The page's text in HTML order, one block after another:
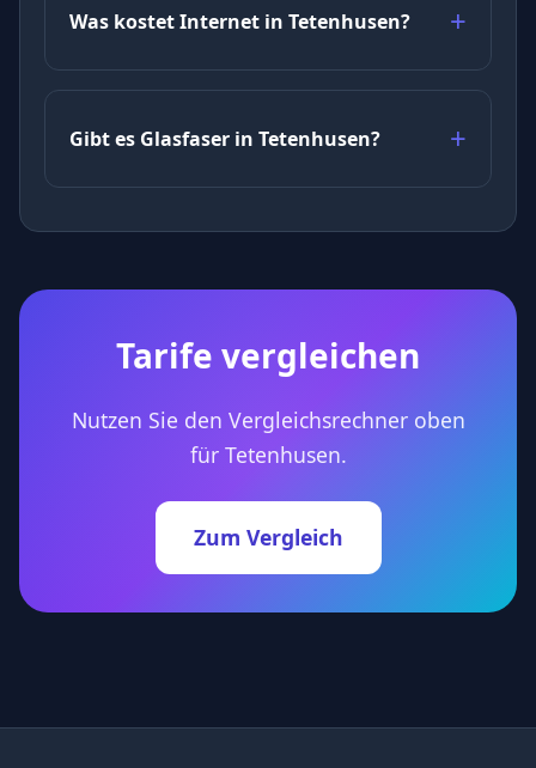
Was kostet Internet in Tetenhusen?
Gibt es Glasfaser in Tetenhusen?
Tarife vergleichen
Nutzen Sie den Vergleichsrechner oben
für Tetenhusen.
Zum Vergleich